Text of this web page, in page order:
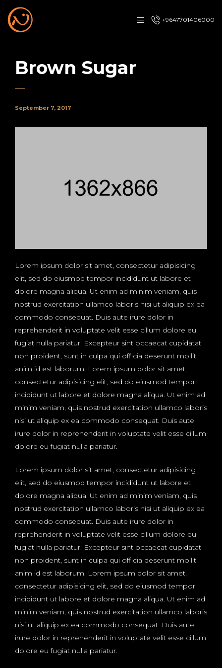
+9647701406000
Brown Sugar
September 7, 2017
Lorem ipsum dolor sit amet, consectetur adipisicing
elit, sed do eiusmod tempor incididunt ut labore et
dolore magna aliqua. Ut enim ad minim veniam, quis
nostrud exercitation ullamco laboris nisi ut aliquip ex ea
commodo consequat. Duis aute irure dolor in
reprehenderit in voluptate velit esse cillum dolore eu
fugiat nulla pariatur. Excepteur sint occaecat cupidatat
non proident, sunt in culpa qui officia deserunt mollit
anim id est laborum. Lorem ipsum dolor sit amet,
consectetur adipisicing elit, sed do eiusmod tempor
incididunt ut labore et dolore magna aliqua. Ut enim ad
minim veniam, quis nostrud exercitation ullamco laboris
nisi ut aliquip ex ea commodo consequat. Duis aute
irure dolor in reprehenderit in voluptate velit esse cillum
dolore eu fugiat nulla pariatur.
Lorem ipsum dolor sit amet, consectetur adipisicing
elit, sed do eiusmod tempor incididunt ut labore et
dolore magna aliqua. Ut enim ad minim veniam, quis
nostrud exercitation ullamco laboris nisi ut aliquip ex ea
commodo consequat. Duis aute irure dolor in
reprehenderit in voluptate velit esse cillum dolore eu
fugiat nulla pariatur. Excepteur sint occaecat cupidatat
non proident, sunt in culpa qui officia deserunt mollit
anim id est laborum. Lorem ipsum dolor sit amet,
consectetur adipisicing elit, sed do eiusmod tempor
incididunt ut labore et dolore magna aliqua. Ut enim ad
minim veniam, quis nostrud exercitation ullamco laboris
nisi ut aliquip ex ea commodo consequat. Duis aute
irure dolor in reprehenderit in voluptate velit esse cillum
dolore eu fugiat nulla pariatur.